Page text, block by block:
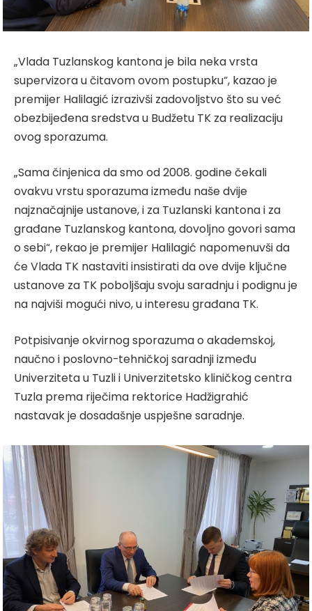
„Vlada Tuzlanskog kantona je bila neka vrsta
supervizora u čitavom ovom postupku“, kazao je
premijer Halilagić izrazivši zadovoljstvo što su već
obezbijeđena sredstva u Budžetu TK za realizaciju
ovog sporazuma.
„Sama činjenica da smo od 2008. godine čekali
ovakvu vrstu sporazuma između naše dvije
najznačajnije ustanove, i za Tuzlanski kantona i za
građane Tuzlanskog kantona, dovoljno govori sama
o sebi“, rekao je premijer Halilagić napomenuvši da
će Vlada TK nastaviti insistirati da ove dvije ključne
ustanove za TK poboljšaju svoju saradnju i podignu je
na najviši mogući nivo, u interesu građana TK.
Potpisivanje okvirnog sporazuma o akademskoj,
naučno i poslovno-tehničkoj saradnji između
Univerziteta u Tuzli i Univerzitetsko kliničkog centra
Tuzla prema riječima rektorice Hadžigrahić
nastavak je dosadašnje uspješne saradnje.